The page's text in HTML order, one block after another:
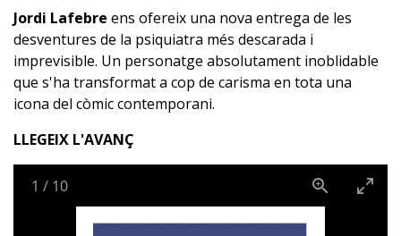
Jordi Lafebre ens ofereix una nova entrega de les
desventures de la psiquiatra més descarada i
imprevisible. Un personatge absolutament inoblidable
que s'ha transformat a cop de carisma en tota una
icona del còmic contemporani.
LLEGEIX L'AVANÇ
1 / 10